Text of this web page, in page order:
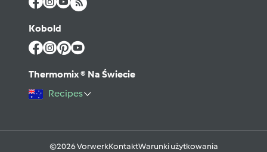
Kobold
Thermomix ® Na Świecie
Recipes
©2026 VorwerkKontaktWarunki użytkowania